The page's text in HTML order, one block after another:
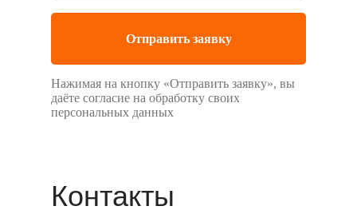
Контакты
Отправить заявку
Нажимая на кнопку «Отправить заявку», вы
даёте согласие на обработку своих
персональных данных